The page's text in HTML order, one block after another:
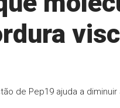
de Pep19 ajuda a